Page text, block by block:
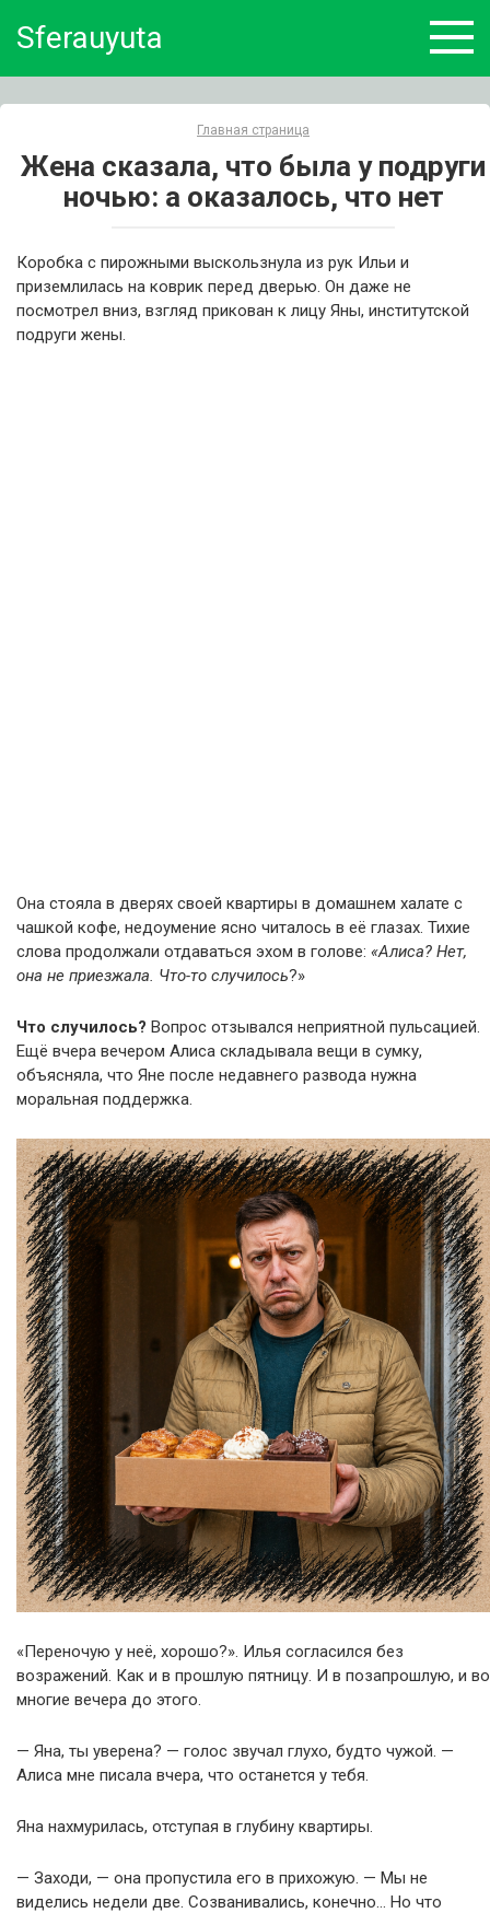
Sferauyuta
Главная страница
Жена сказала, что была у подруги
ночью: а оказалось, что нет
Коробка с пирожными выскользнула из рук Ильи и
приземлилась на коврик перед дверью. Он даже не
посмотрел вниз, взгляд прикован к лицу Яны, институтской
подруги жены.
Она стояла в дверях своей квартиры в домашнем халате с
чашкой кофе, недоумение ясно читалось в её глазах. Тихие
слова продолжали отдаваться эхом в голове: «Алиса? Нет,
она не приезжала. Что-то случилось?»
Что случилось? Вопрос отзывался неприятной пульсацией.
Ещё вчера вечером Алиса складывала вещи в сумку,
объясняла, что Яне после недавнего развода нужна
моральная поддержка.
«Переночую у неё, хорошо?». Илья согласился без
возражений. Как и в прошлую пятницу. И в позапрошлую, и во
многие вечера до этого.
— Яна, ты уверена? — голос звучал глухо, будто чужой. —
Алиса мне писала вчера, что останется у тебя.
Яна нахмурилась, отступая в глубину квартиры.
— Заходи, — она пропустила его в прихожую. — Мы не
виделись недели две. Созванивались, конечно… Но что